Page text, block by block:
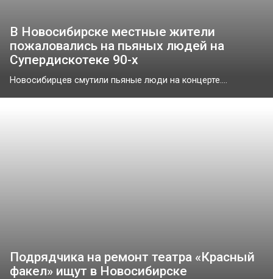
В Новосибирске местные жители
пожаловались на пьяных людей на
Супердискотеке 90-х
Новосибирцев смутили пьяные люди на концерте....
Подрядчика на ремонт театра «Красный
факел» ищут в Новосибирске